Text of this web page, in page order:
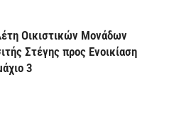
Οικιστικών Μονάδων
Στέγης προς Ενοικίαση
3